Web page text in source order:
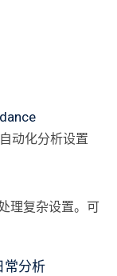
动化分析设置
理复杂设置。可
常分析